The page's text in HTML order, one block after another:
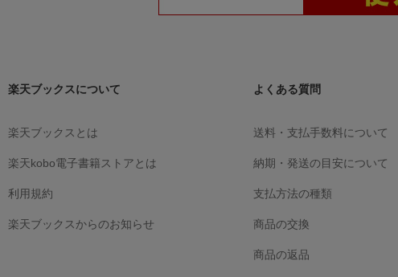
楽天ブックスについて
楽天ブックスとは
楽天kobo電子書籍ストアとは
利用規約
楽天ブックスからのお知らせ
よくある質問
送料・支払手数料について
納期・発送の目安について
支払方法の種類
商品の交換
商品の返品